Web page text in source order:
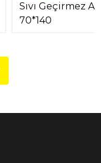
Sıvı Geçirmez
70*140